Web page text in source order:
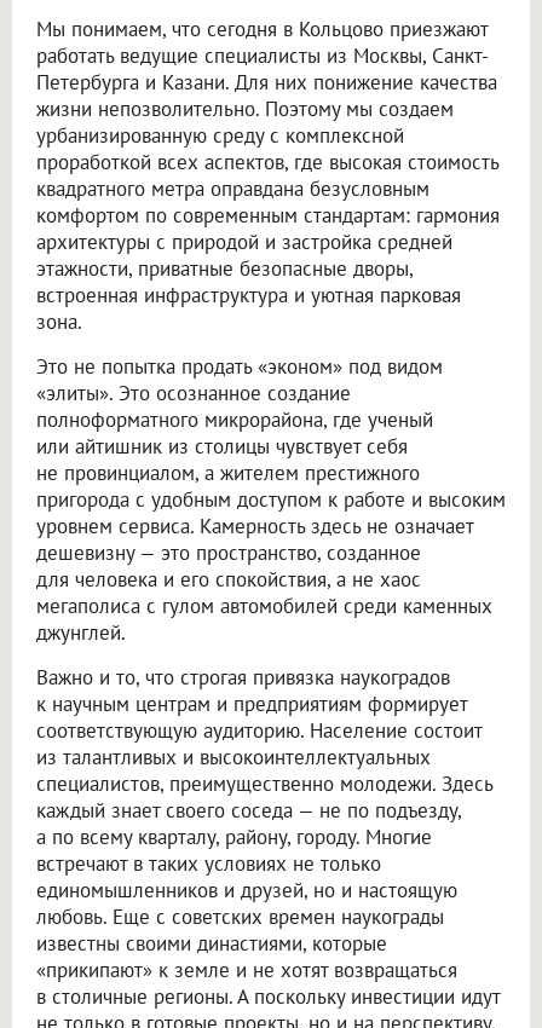
Мы понимаем, что сегодня в Кольцово приезжают
работать ведущие специалисты из Москвы, Санкт-
Петербурга и Казани. Для них понижение качества
жизни непозволительно. Поэтому мы создаем
урбанизированную среду с комплексной
проработкой всех аспектов, где высокая стоимость
квадратного метра оправдана безусловным
комфортом по современным стандартам: гармония
архитектуры с природой и застройка средней
этажности, приватные безопасные дворы,
встроенная инфраструктура и уютная парковая
зона.
Это не попытка продать «эконом» под видом
«элиты». Это осознанное создание
полноформатного микрорайона, где ученый
или айтишник из столицы чувствует себя
не провинциалом, а жителем престижного
пригорода с удобным доступом к работе и высоким
уровнем сервиса. Камерность здесь не означает
дешевизну — это пространство, созданное
для человека и его спокойствия, а не хаос
мегаполиса с гулом автомобилей среди каменных
джунглей.
Важно и то, что строгая привязка наукоградов
к научным центрам и предприятиям формирует
соответствующую аудиторию. Население состоит
из талантливых и высокоинтеллектуальных
специалистов, преимущественно молодежи. Здесь
каждый знает своего соседа — не по подъезду,
а по всему кварталу, району, городу. Многие
встречают в таких условиях не только
единомышленников и друзей, но и настоящую
любовь. Еще с советских времен наукограды
известны своими династиями, которые
«прикипают» к земле и не хотят возвращаться
в столичные регионы. А поскольку инвестиции идут